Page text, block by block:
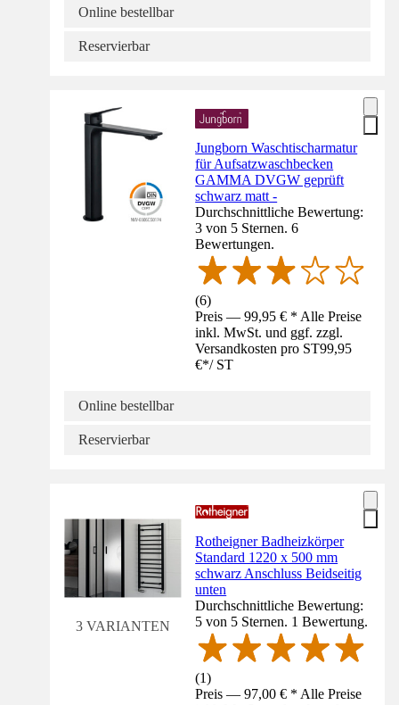
Online bestellbar
Reservierbar
Jungborn Waschtischarmatur
für Aufsatzwaschbecken
GAMMA DVGW geprüft
schwarz matt -
Durchschnittliche Bewertung:
3 von 5 Sternen. 6
Bewertungen.
(6)
Preis — 99,95 € * Alle Preise
inkl. MwSt. und ggf. zzgl.
Versandkosten pro ST99,95
€*/ ST
Online bestellbar
Reservierbar
3 VARIANTEN
Rotheigner Badheizkörper
Standard 1220 x 500 mm
schwarz Anschluss Beidseitig
unten
Durchschnittliche Bewertung:
5 von 5 Sternen. 1 Bewertung.
(1)
Preis — 97,00 € * Alle Preise